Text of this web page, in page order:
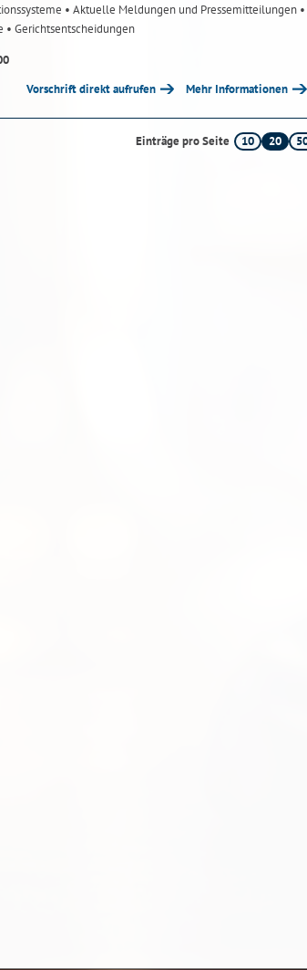
• Aktuelle Meldungen und Pressemitteilungen •
• Gerichtsentscheidungen
Vorschrift direkt aufrufen Mehr Informationen
Einträge pro Seite 10 20